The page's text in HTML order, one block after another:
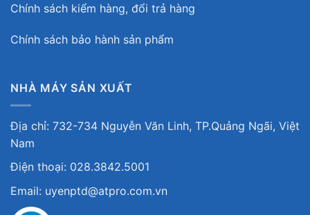
Chính sách kiểm hàng, đổi trả hàng
Chính sách bảo hành sản phẩm
NHÀ MÁY SẢN XUẤT
Địa chỉ: 732-734 Nguyễn Văn Linh, TP.Quảng Ngãi, Việt
Nam
Điện thoại: 028.3842.5001
Email: uyenptd@atpro.com.vn